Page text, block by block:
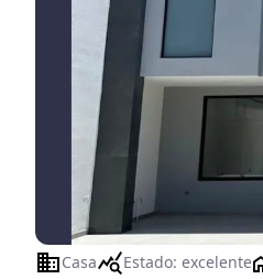
Casa Estado: excelente